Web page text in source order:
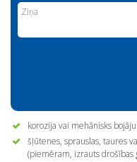
Alternative:
korozija vai mehānisks
šļūtenes, sprauslas, taures
(piemēram, izrauts drošības